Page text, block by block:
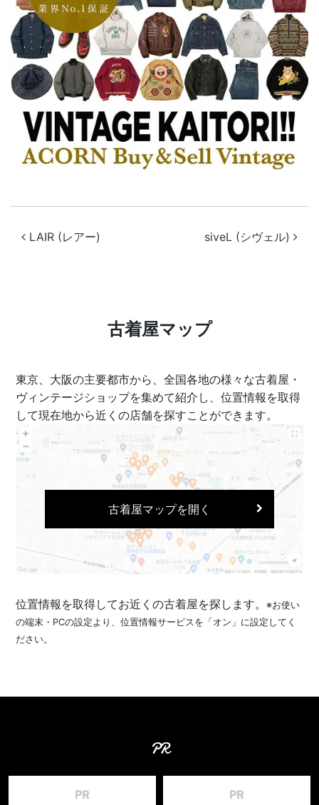
投稿ナビゲーション
LAIR (レアー) siveL (シヴェル)
古着屋マップ
東京、大阪の主要都市から、全国各地の様々な古着屋・
ヴィンテージショップを集めて紹介し、位置情報を取得
して現在地から近くの店舗を探すことができます。
古着屋マップを開く
位置情報を取得してお近くの古着屋を探します。※お使い
の端末・PCの設定より、位置情報サービスを「オン」に設定してく
ださい。
PR